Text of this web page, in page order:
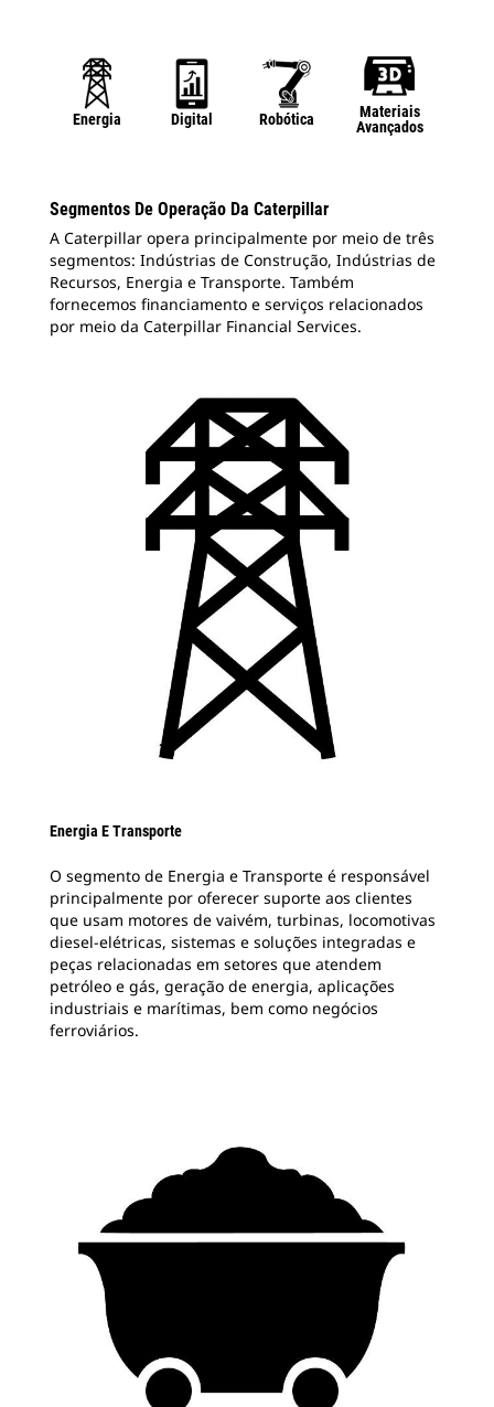
Energia Digital Robótica
Materiais
Avançados
Segmentos De Operação Da Caterpillar
A Caterpillar opera principalmente por meio de três
segmentos: Indústrias de Construção, Indústrias de
Recursos, Energia e Transporte. Também
fornecemos financiamento e serviços relacionados
por meio da Caterpillar Financial Services.
Energia E Transporte
O segmento de Energia e Transporte é responsável
principalmente por oferecer suporte aos clientes
que usam motores de vaivém, turbinas, locomotivas
diesel-elétricas, sistemas e soluções integradas e
peças relacionadas em setores que atendem
petróleo e gás, geração de energia, aplicações
industriais e marítimas, bem como negócios
ferroviários.